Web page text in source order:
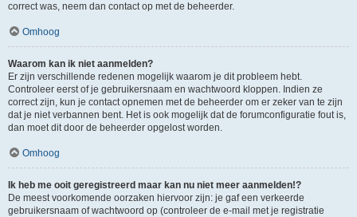
correct was, neem dan contact op met de beheerder.
Omhoog
Waarom kan ik niet aanmelden?
Er zijn verschillende redenen mogelijk waarom je dit probleem hebt.
Controleer eerst of je gebruikersnaam en wachtwoord kloppen. Indien ze
correct zijn, kun je contact opnemen met de beheerder om er zeker van te zijn
dat je niet verbannen bent. Het is ook mogelijk dat de forumconfiguratie fout is,
dan moet dit door de beheerder opgelost worden.
Omhoog
Ik heb me ooit geregistreerd maar kan nu niet meer aanmelden!?
De meest voorkomende oorzaken hiervoor zijn: je gaf een verkeerde
gebruikersnaam of wachtwoord op (controleer de e-mail met je registratie